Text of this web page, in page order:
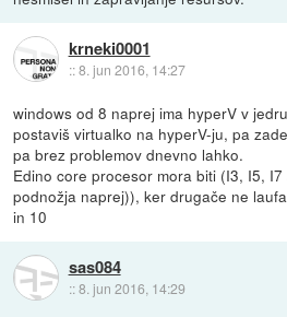
krneki0001
::8. jun 2016, 14:27
windows od 8 naprej ima hyperV v
postaviš virtualko na hyperV-ju, pa
pa brez problemov dnevno lahko.
Edino core procesor mora biti (I3, I5,
podnožja naprej)), ker drugače ne
in 10
sas084
::8. jun 2016, 14:29